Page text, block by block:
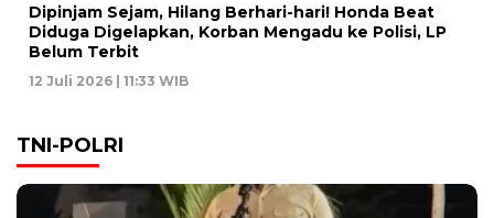
Dipinjam Sejam, Hilang Berhari-hari! Honda Beat
Diduga Digelapkan, Korban Mengadu ke Polisi, LP
Belum Terbit
12 Juli 2026 | 11:33 WIB
TNI-POLRI